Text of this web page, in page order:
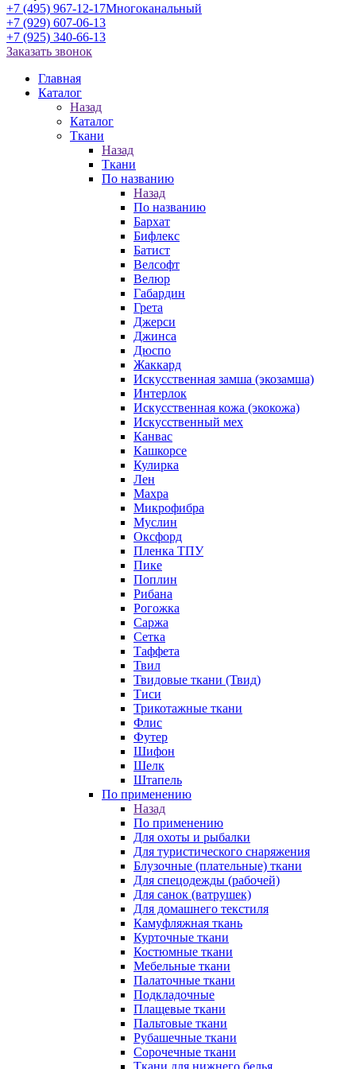
+7 (495) 967-12-17Многоканальный
+7 (929) 607-06-13
+7 (925) 340-66-13
Заказать звонок
Главная
Каталог
Назад
Каталог
Ткани
Назад
Ткани
По названию
Назад
По названию
Бархат
Бифлекс
Батист
Велсофт
Велюр
Габардин
Грета
Джерси
Джинса
Дюспо
Жаккард
Искусственная замша (экозамша)
Интерлок
Искусственная кожа (экокожа)
Искусственный мех
Канвас
Кашкорсе
Кулирка
Лен
Махра
Микрофибра
Муслин
Оксфорд
Пленка ТПУ
Пике
Поплин
Рибана
Рогожка
Саржа
Сетка
Таффета
Твил
Твидовые ткани (Твид)
Тиси
Трикотажные ткани
Флис
Футер
Шифон
Шелк
Штапель
По применению
Назад
По применению
Для охоты и рыбалки
Для туристического снаряжения
Блузочные (плательные) ткани
Для спецодежды (рабочей)
Для санок (ватрушек)
Для домашнего текстиля
Камуфляжная ткань
Курточные ткани
Костюмные ткани
Мебельные ткани
Палаточные ткани
Подкладочные
Плащевые ткани
Пальтовые ткани
Рубашечные ткани
Сорочечные ткани
Ткани для нижнего белья